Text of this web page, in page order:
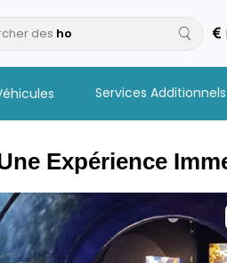
des hotels
Services Additionnels
Expérience